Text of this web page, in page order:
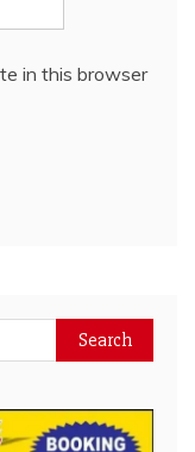
in this browser